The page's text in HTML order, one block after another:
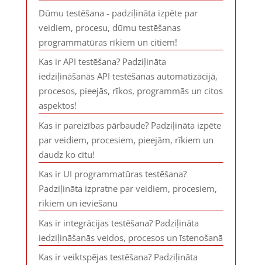
Dūmu testēšana - padziļināta izpēte par
veidiem, procesu, dūmu testēšanas
programmatūras rīkiem un citiem!
Kas ir API testēšana? Padziļināta
iedziļināšanās API testēšanas automatizācijā,
procesos, pieejās, rīkos, programmās un citos
aspektos!
Kas ir pareizības pārbaude? Padziļināta izpēte
par veidiem, procesiem, pieejām, rīkiem un
daudz ko citu!
Kas ir UI programmatūras testēšana?
Padziļināta izpratne par veidiem, procesiem,
rīkiem un ieviešanu
Kas ir integrācijas testēšana? Padziļināta
iedziļināšanās veidos, procesos un īstenošanā
Kas ir veiktspējas testēšana? Padziļināta